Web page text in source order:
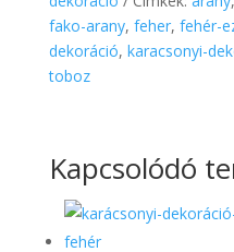
mennyiség
fako-arany, feher, fehér-
dekoráció, karacsonyi-
toboz
Kapcsolódó